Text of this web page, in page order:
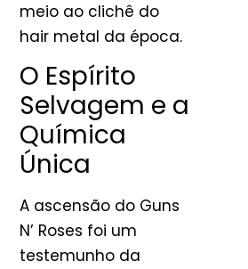
meio ao clichê do
hair metal da época.
O Espírito
Selvagem e a
Química
Única
A ascensão do Guns
N’ Roses foi um
testemunho da